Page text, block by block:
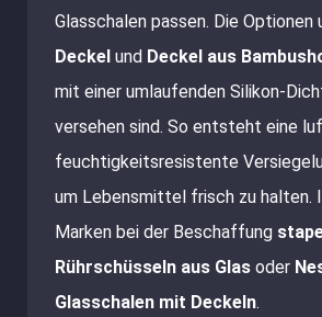
Glasschalen passen. Die Optionen
Deckel und Deckel aus
mit einer umlaufenden Silikon-
versehen sind. So entsteht eine
feuchtigkeitsresistente
um Lebensmittel frisch zu halten.
Marken bei der Beschaffung
Rührschüsseln aus Glas oder
Glasschalen mit Deckeln.